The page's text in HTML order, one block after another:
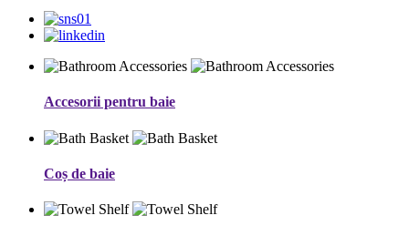
Accesorii pentru baie
Coș de baie